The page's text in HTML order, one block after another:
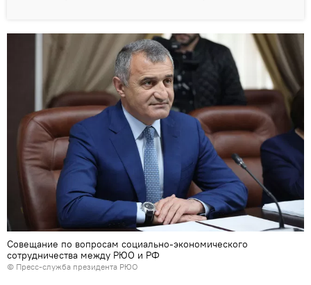
Совещание по вопросам социально-экономического
сотрудничества между РЮО и РФ
© Пресс-служба президента РЮО